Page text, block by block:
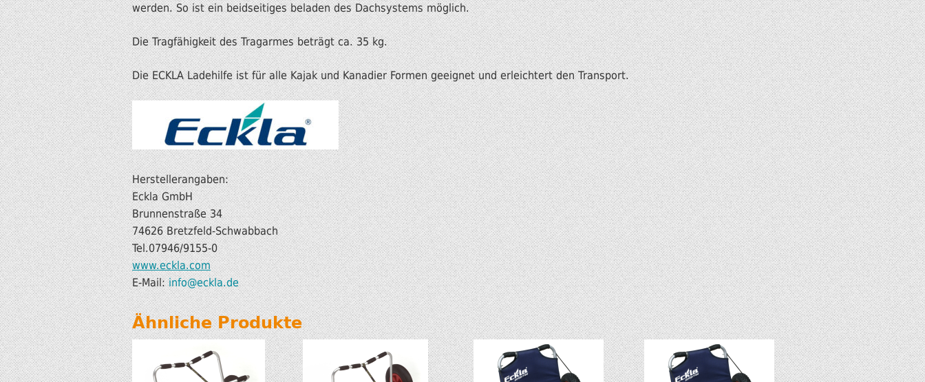
werden. So ist ein beidseitiges beladen des Dachsystems möglich.
Die Tragfähigkeit des Tragarmes beträgt ca. 35 kg.
Die ECKLA Ladehilfe ist für alle Kajak und Kanadier Formen geeignet und erleichtert den Transport.
Herstellerangaben:
Eckla GmbH
Brunnenstraße 34
74626 Bretzfeld-Schwabbach
Tel.07946/9155-0
www.eckla.com
E-Mail:info@eckla.de
Ähnliche Produkte